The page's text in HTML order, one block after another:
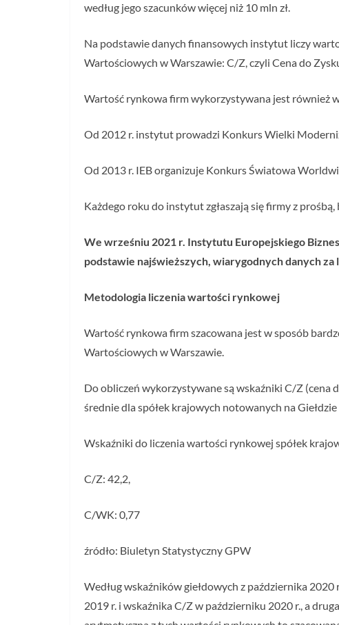
według jego szacunków więcej niż 10 mln zł.
Na podstawie danych finansowych instytut liczy
Wartościowych w Warszawie: C/Z, czyli Cena do
Wartość rynkowa firm wykorzystywana jest również
Od 2012 r. instytut prowadzi Konkurs Wielki
Od 2013 r. IEB organizuje Konkurs Światowa
Każdego roku do instytut zgłaszają się firmy z
We wrześniu 2021 r. Instytutu Europejskiego
podstawie najświeższych, wiarygodnych danych
Metodologia liczenia wartości rynkowej
Wartość rynkowa firm szacowana jest w sposób
Wartościowych w Warszawie.
Do obliczeń wykorzystywane są wskaźniki C/Z (cena
średnie dla spółek krajowych notowanych na
Wskaźniki do liczenia wartości rynkowej spółek
C/Z: 42,2,
C/WK: 0,77
źródło: Biuletyn Statystyczny GPW
Według wskaźników giełdowych z października
2019 r. i wskaźnika C/Z w październiku 2020 r., a